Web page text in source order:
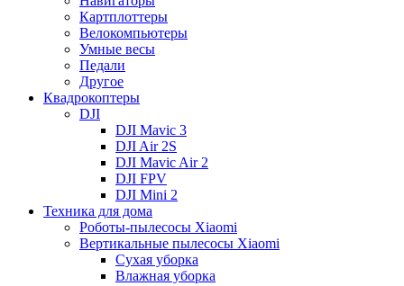
Картплоттеры
Велокомпьютеры
Умные весы
Педали
Другое
Квадрокоптеры
DJI
DJI Mavic 3
DJI Air 2S
DJI Mavic Air 2
DJI FPV
DJI Mini 2
Техника для дома
Роботы-пылесосы Xiaomi
Вертикальные пылесосы Xiaomi
Сухая уборка
Влажная уборка